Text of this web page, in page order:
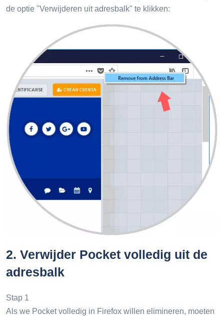
de optie "Verwijderen uit adresbalk" te klikken:
2. Verwijder Pocket volledig uit de
adresbalk
Stap 1
Als we Pocket volledig in Firefox willen elimineren, moeten